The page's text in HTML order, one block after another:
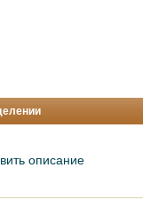
описание